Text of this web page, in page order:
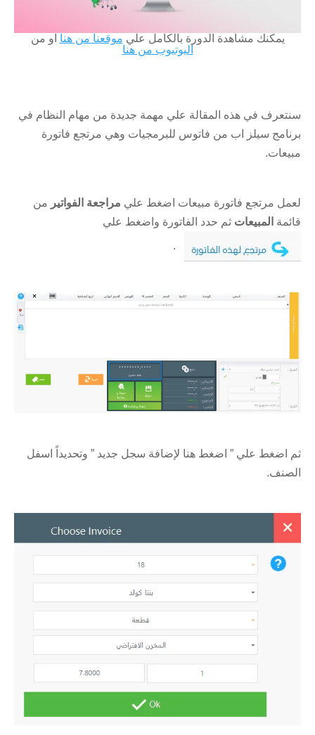
يمكنك مشاهدة الدورة بالكامل علي موقعنا من هنا او من
اليوتيوب من هنا
سنتعرف في هذه المقالة علي مهمة جديدة من مهام النظام في
برنامج سيلز اب من فاتوس للبرمجيات وهي مرتجع فاتورة
مبيعات.
لعمل مرتجع فاتورة مبيعات اضغط علي مراجعة الفواتير من
قائمة المبيعات ثم حدد الفاتورة واضغط علي
.
ثم اضغط علي ” اضغط هنا لإضافة سجل جديد ” وتحديداً اسفل
الصنف.